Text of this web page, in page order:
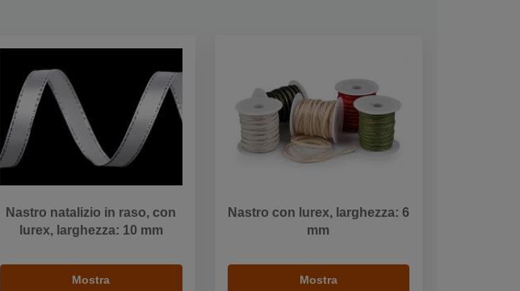
Nastro natalizio in raso, con
lurex, larghezza: 10 mm
Mostra
Nastro con lurex, larghezza: 6
mm
Mostra